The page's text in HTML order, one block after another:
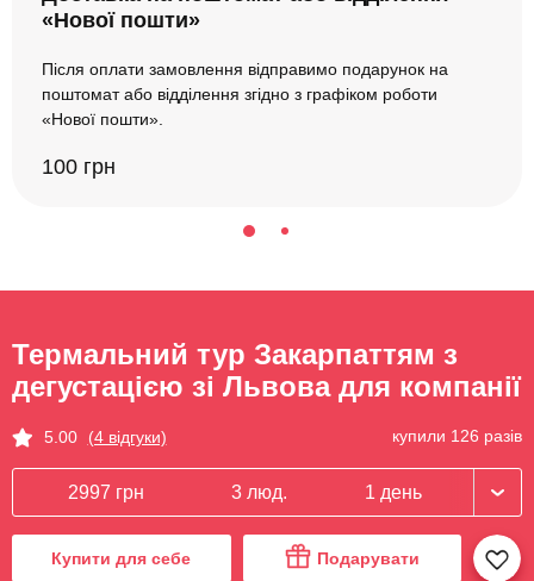
«Нової пошти»
Після оплати замовлення відправимо подарунок на
поштомат або відділення згідно з графіком роботи
«Нової пошти».
100 грн
Термальний тур Закарпаттям з
дегустацією зі Львова для компанії
5.00 (4 відгуки) купили 126 разів
2997 грн 3 люд. 1 день
Купити для себе Подарувати